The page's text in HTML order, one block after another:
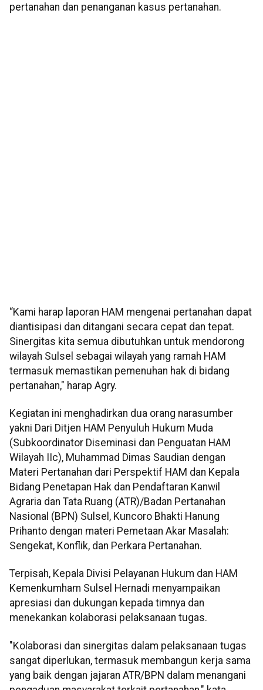
pertanahan dan penanganan kasus pertanahan.
“Kami harap laporan HAM mengenai pertanahan dapat
diantisipasi dan ditangani secara cepat dan tepat.
Sinergitas kita semua dibutuhkan untuk mendorong
wilayah Sulsel sebagai wilayah yang ramah HAM
termasuk memastikan pemenuhan hak di bidang
pertanahan," harap Agry.
Kegiatan ini menghadirkan dua orang narasumber
yakni Dari Ditjen HAM Penyuluh Hukum Muda
(Subkoordinator Diseminasi dan Penguatan HAM
Wilayah IIc), Muhammad Dimas Saudian dengan
Materi Pertanahan dari Perspektif HAM dan Kepala
Bidang Penetapan Hak dan Pendaftaran Kanwil
Agraria dan Tata Ruang (ATR)/Badan Pertanahan
Nasional (BPN) Sulsel, Kuncoro Bhakti Hanung
Prihanto dengan materi Pemetaan Akar Masalah:
Sengekat, Konflik, dan Perkara Pertanahan.
Terpisah, Kepala Divisi Pelayanan Hukum dan HAM
Kemenkumham Sulsel Hernadi menyampaikan
apresiasi dan dukungan kepada timnya dan
menekankan kolaborasi pelaksanaan tugas.
"Kolaborasi dan sinergitas dalam pelaksanaan tugas
sangat diperlukan, termasuk membangun kerja sama
yang baik dengan jajaran ATR/BPN dalam menangani